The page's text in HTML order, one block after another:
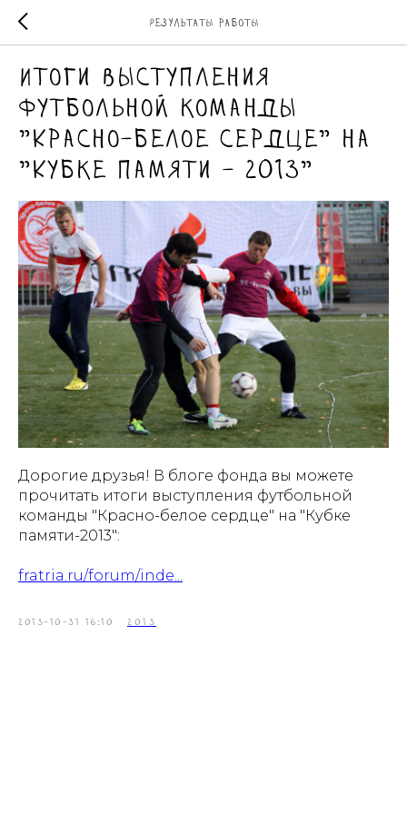
Результаты работы
Итоги выступления
футбольной команды
"Красно-белое сердце" на
"Кубке памяти - 2013"
Дорогие друзья! В блоге фонда вы можете
прочитать итоги выступления футбольной
команды "Красно-белое сердце" на "Кубке
памяти-2013":
fratria.ru/forum/inde...
2013-10-31 16:10 2013